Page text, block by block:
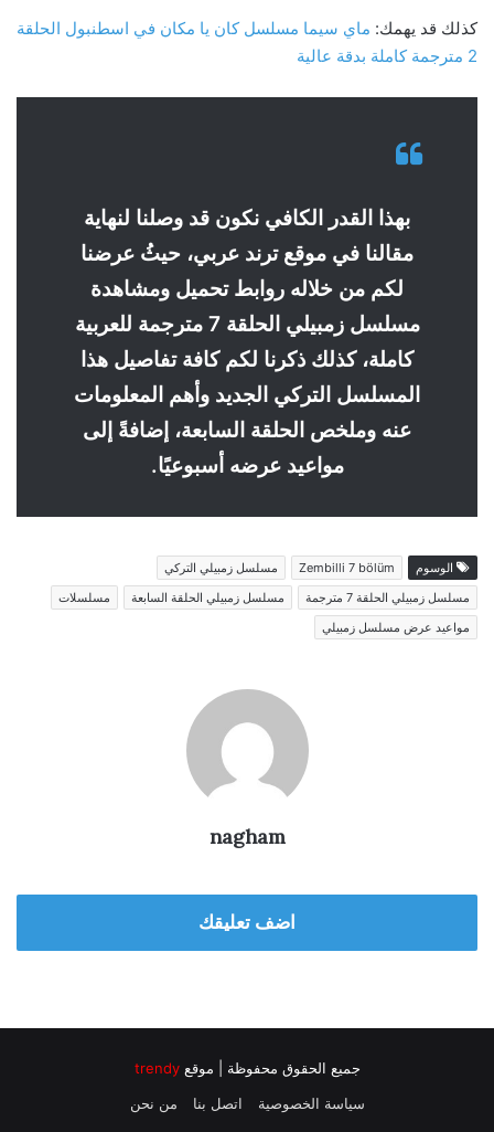
كذلك قد يهمك: ماي سيما مسلسل كان يا مكان في اسطنبول الحلقة
2 مترجمة كاملة بدقة عالية
بهذا القدر الكافي نكون قد وصلنا لنهاية
مقالنا في موقع ترند عربي، حيثُ عرضنا
لكم من خلاله روابط تحميل ومشاهدة
مسلسل زمبيلي الحلقة 7 مترجمة للعربية
كاملة، كذلك ذكرنا لكم كافة تفاصيل هذا
المسلسل التركي الجديد وأهم المعلومات
عنه وملخص الحلقة السابعة، إضافةً إلى
مواعيد عرضه أسبوعيًا.
الوسوم Zembilli 7 bölüm
مسلسل زمبيلي التركي
مسلسل زمبيلي الحلقة 7 مترجمة
مسلسل زمبيلي الحلقة السابعة
مسلسلات
مواعيد عرض مسلسل زمبيلي
nagham
اضف تعليقك
جميع الحقوق محفوظة | موقع trendy
سياسة الخصوصية
اتصل بنا من نحن